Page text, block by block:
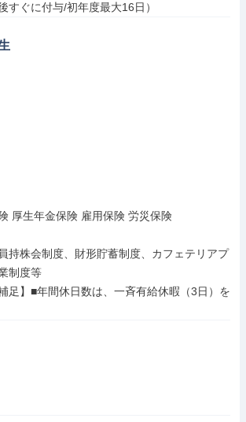
すぐに付与/初年度最大16日）
厚生年金保険 雇用保険 労災保険
持株会制度、財形貯蓄制度、カフェテリアプ
制度等
足】■年間休日数は、一斉有給休暇（3日）を